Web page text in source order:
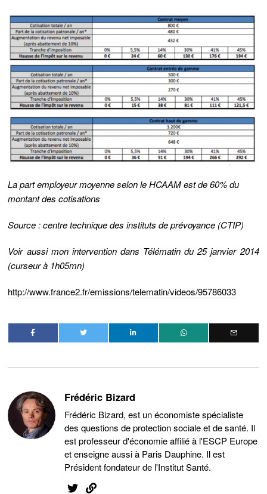
La part employeur moyenne selon le HCAAM est de 60% du
montant des cotisations
Source : centre technique des instituts de prévoyance (CTIP)
Voir aussi mon intervention dans Télématin du 25 janvier 2014
(curseur à 1h05mn)
http://www.france2.fr/emissions/telematin/videos/95786033
Frédéric Bizard
Frédéric Bizard, est un économiste spécialiste
des questions de protection sociale et de santé. Il
est professeur d'économie affilié à l'ESCP Europe
et enseigne aussi à Paris Dauphine. Il est
Président fondateur de l'Institut Santé.